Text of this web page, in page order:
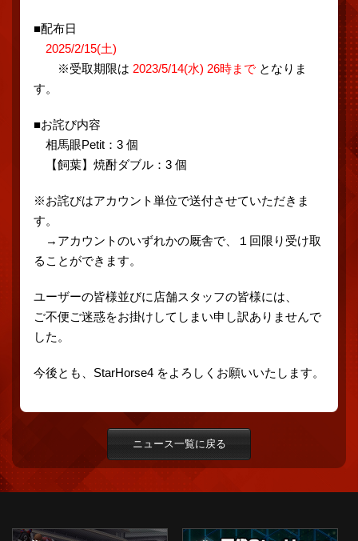
■配布日
2025/2/15(土)
※受取期限は 2023/5/14(水) 26時まで となりま
す。
■お詫び内容
相馬眼Petit：3 個
【飼葉】焼酎ダブル：3 個
※お詫びはアカウント単位で送付させていただきま
す。
→アカウントのいずれかの厩舎で、１回限り受け取
ることができます。
ユーザーの皆様並びに店舗スタッフの皆様には、
ご不便ご迷惑をお掛けしてしまい申し訳ありませんで
した。
今後とも、StarHorse4 をよろしくお願いいたします。
ニュース一覧に戻る